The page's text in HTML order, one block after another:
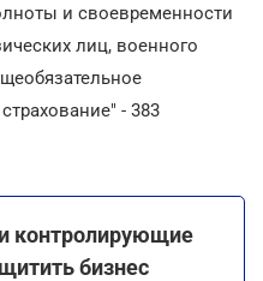
и своевременности
лиц, военного
- 383
контролирующие
бизнес